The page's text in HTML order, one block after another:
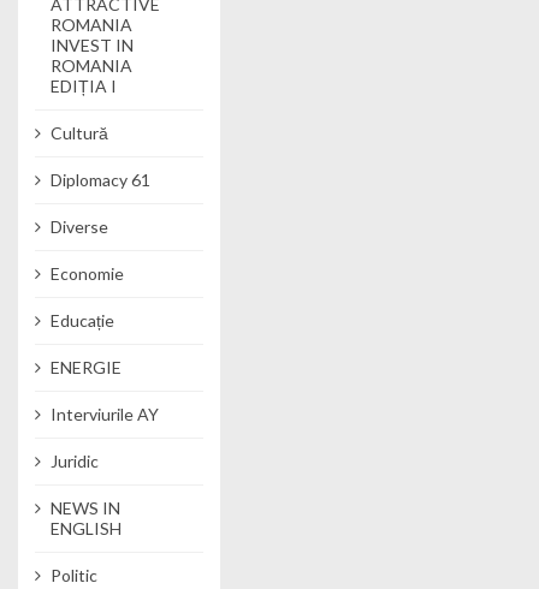
ATTRACTIVE
ROMANIA
INVEST IN
ROMANIA
EDIȚIA I
Cultură
Diplomacy 61
Diverse
Economie
Educație
ENERGIE
Interviurile AY
Juridic
NEWS IN
ENGLISH
Politic